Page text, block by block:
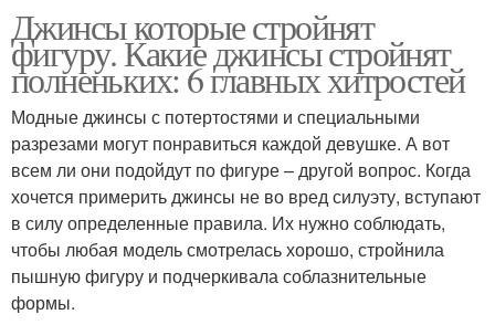
Джинсы которые стройнят
фигуру. Какие джинсы стройнят
полненьких: 6 главных хитростей
Модные джинсы с потертостями и специальными
разрезами могут понравиться каждой девушке. А вот
всем ли они подойдут по фигуре – другой вопрос. Когда
хочется примерить джинсы не во вред силуэту, вступают
в силу определенные правила. Их нужно соблюдать,
чтобы любая модель смотрелась хорошо, стройнила
пышную фигуру и подчеркивала соблазнительные
формы.